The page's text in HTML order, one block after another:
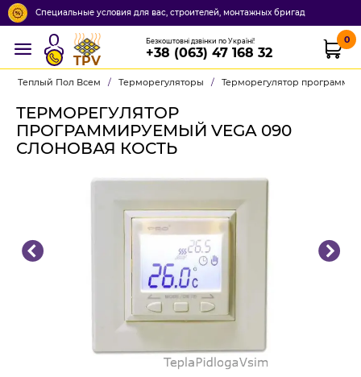
Специальные условия для вас, строителей, монтажных бригад
TPV
Безкоштовні дзвінки по Україні!
+38 (063) 47 168 32
0
Теплый Пол Всем / Терморегуляторы / Терморегулятор
ТЕРМОРЕГУЛЯТОР
ПРОГРАММИРУЕМЫЙ VEGA 090
СЛОНОВАЯ КОСТЬ